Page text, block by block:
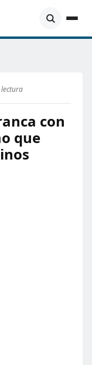
con
que